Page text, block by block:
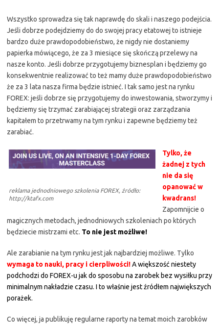
Wszystko sprowadza się tak naprawdę do skali i naszego podejścia.
Jeśli dobrze podejdziemy do do swojej pracy etatowej to istnieje
bardzo duże prawdopodobieństwo, że nigdy nie dostaniemy
papierka mówiącego, że za 3 miesiące się skończą przelewy na
nasze konto. Jeśli dobrze przygotujemy biznesplan i będziemy go
konsekwentnie realizować to też mamy duże prawdopodobieństwo
że za 3 lata nasza firma będzie istnieć. I tak samo jest na rynku
FOREX: jeśli dobrze się przygotujemy do inwestowania, stworzymy i
będziemy się trzymać zarabiającej strategii oraz zarządzania
kapitałem to przetrwamy na tym rynku i zapewne będziemy też
zarabiać.
reklama jednodniowego szkolenia FOREX, źródło:
http://ktafx.com
Tylko, że
żadnej z tych
nie da się
opanować w
kwadrans!
Zapomnijcie o
magicznych metodach, jednodniowych szkoleniach po których
będziecie mistrzami etc. To nie jest możliwe!
Ale zarabianie na tym rynku jest jak najbardziej możliwe. Tylko
wymaga to nauki, pracy i cierpliwości!A większość niestety
podchodzi do FOREX-u jak do sposobu na zarobek bez wysiłku przy
minimalnym nakładzie czasu. I to właśnie jest źródłem największych
porażek.
Co więcej, ja publikuję regularne raporty na temat moich zarobków